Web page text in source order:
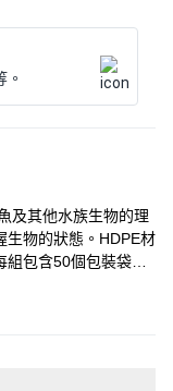
及其他水族生物的理
生物的狀態。HDPE材
包含50個包裝袋，